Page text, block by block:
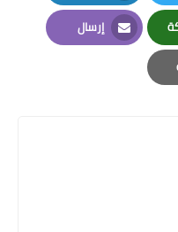
LinkedIn
إرسال
Email